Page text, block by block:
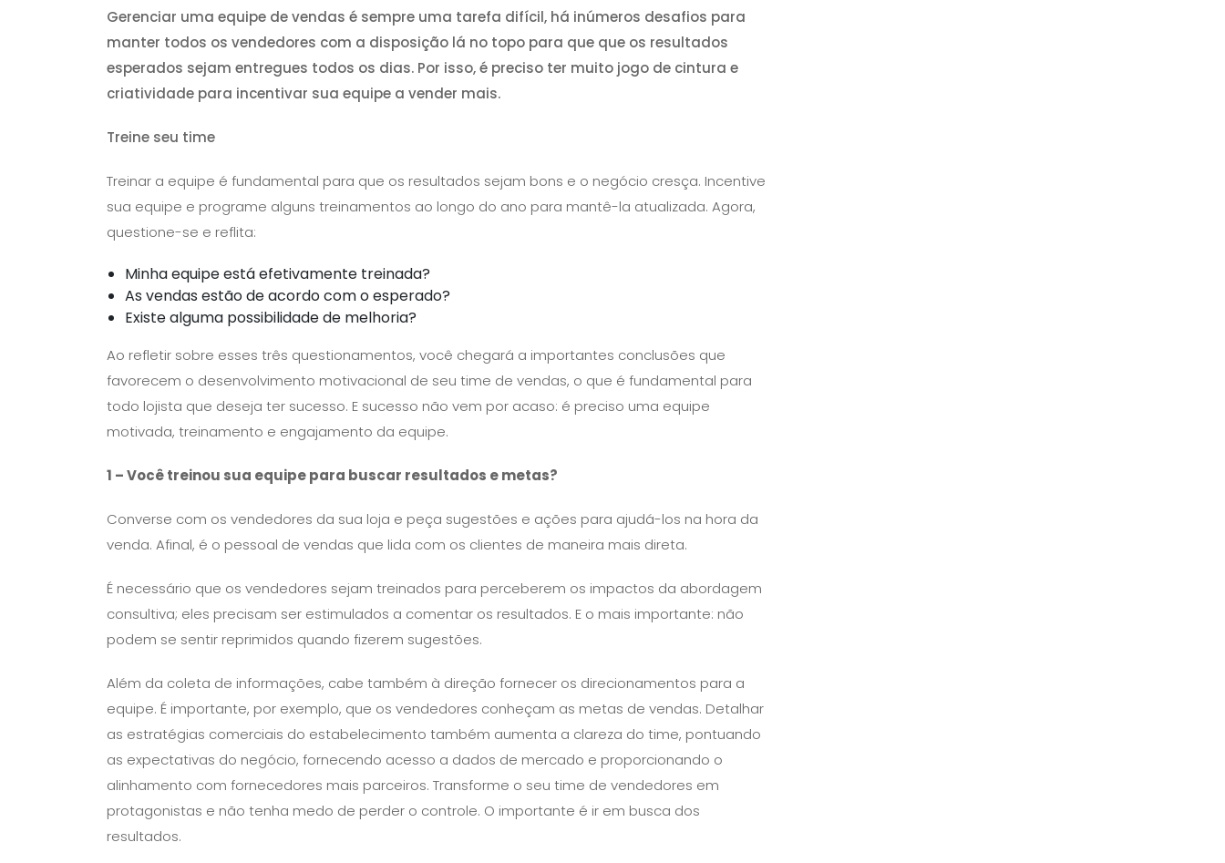
Gerenciar uma equipe de vendas é sempre uma tarefa difícil, há inúmeros desafios para
manter todos os vendedores com a disposição lá no topo para que que os resultados
esperados sejam entregues todos os dias. Por isso, é preciso ter muito jogo de cintura e
criatividade para incentivar sua equipe a vender mais.
Treine seu time
Treinar a equipe é fundamental para que os resultados sejam bons e o negócio cresça. Incentive
sua equipe e programe alguns treinamentos ao longo do ano para mantê-la atualizada. Agora,
questione-se e reflita:
Minha equipe está efetivamente treinada?
As vendas estão de acordo com o esperado?
Existe alguma possibilidade de melhoria?
Ao refletir sobre esses três questionamentos, você chegará a importantes conclusões que
favorecem o desenvolvimento motivacional de seu time de vendas, o que é fundamental para
todo lojista que deseja ter sucesso. E sucesso não vem por acaso: é preciso uma equipe
motivada, treinamento e engajamento da equipe.
1 – Você treinou sua equipe para buscar resultados e metas?
Converse com os vendedores da sua loja e peça sugestões e ações para ajudá-los na hora da
venda. Afinal, é o pessoal de vendas que lida com os clientes de maneira mais direta.
É necessário que os vendedores sejam treinados para perceberem os impactos da abordagem
consultiva; eles precisam ser estimulados a comentar os resultados. E o mais importante: não
podem se sentir reprimidos quando fizerem sugestões.
Além da coleta de informações, cabe também à direção fornecer os direcionamentos para a
equipe. É importante, por exemplo, que os vendedores conheçam as metas de vendas. Detalhar
as estratégias comerciais do estabelecimento também aumenta a clareza do time, pontuando
as expectativas do negócio, fornecendo acesso a dados de mercado e proporcionando o
alinhamento com fornecedores mais parceiros. Transforme o seu time de vendedores em
protagonistas e não tenha medo de perder o controle. O importante é ir em busca dos
resultados.